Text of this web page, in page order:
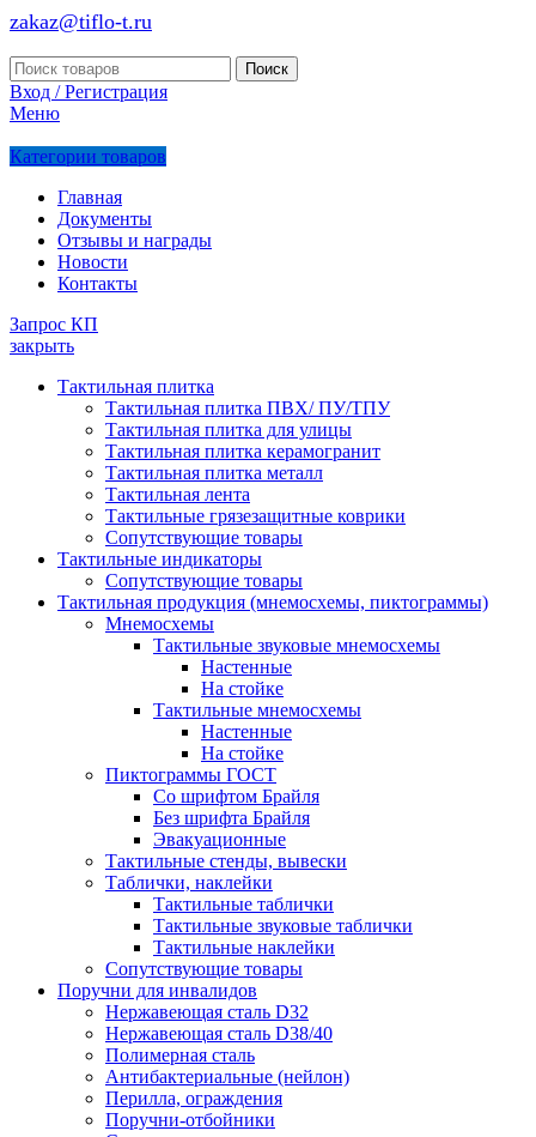
zakaz@tiflo-t.ru
Поиск
Вход / Регистрация
Меню
Категории товаров
Главная
Документы
Отзывы и награды
Новости
Контакты
Запрос КП
закрыть
Тактильная плитка
Тактильная плитка ПВХ/ ПУ/ТПУ
Тактильная плитка для улицы
Тактильная плитка керамогранит
Тактильная плитка металл
Тактильная лента
Тактильные грязезащитные коврики
Сопутствующие товары
Тактильные индикаторы
Сопутствующие товары
Тактильная продукция (мнемосхемы, пиктограммы)
Мнемосхемы
Тактильные звуковые мнемосхемы
Настенные
На стойке
Тактильные мнемосхемы
Настенные
На стойке
Пиктограммы ГОСТ
Со шрифтом Брайля
Без шрифта Брайля
Эвакуационные
Тактильные стенды, вывески
Таблички, наклейки
Тактильные таблички
Тактильные звуковые таблички
Тактильные наклейки
Сопутствующие товары
Поручни для инвалидов
Нержавеющая сталь D32
Нержавеющая сталь D38/40
Полимерная сталь
Антибактериальные (нейлон)
Перилла, ограждения
Поручни-отбойники